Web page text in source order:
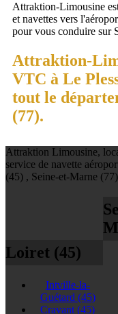
Attraktion-Limousine
et navettes vers
pour vous conduire sur
Attraktion-
VTC à Le
tout le
(77).
Attraktion Limousine,
service de navette
(45) , Seine-et-Marne
Loiret (45)
Intville-la-
Guétard (45)
Cravant(45)